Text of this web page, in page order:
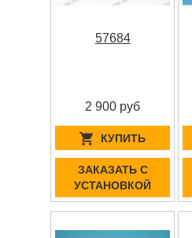
57684
2 900 руб
КУПИТЬ
ЗАКАЗАТЬ С
УСТАНОВКОЙ